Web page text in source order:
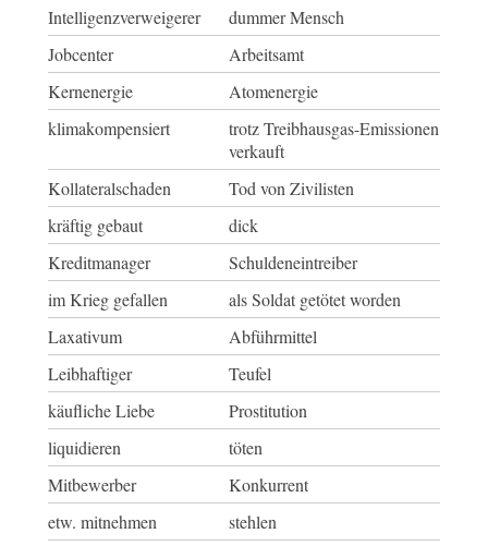
Intelligenzverweigerer
dummer Mensch
Jobcenter
Arbeitsamt
Kernenergie
Atomenergie
klimakompensiert
trotz Treibhausgas-Emissionen
verkauft
Kollateralschaden
Tod von Zivilisten
kräftig gebaut
dick
Kreditmanager
Schuldeneintreiber
im Krieg gefallen
als Soldat getötet worden
Laxativum
Abführmittel
Leibhaftiger
Teufel
käufliche Liebe
Prostitution
liquidieren
töten
Mitbewerber
Konkurrent
etw. mitnehmen
stehlen